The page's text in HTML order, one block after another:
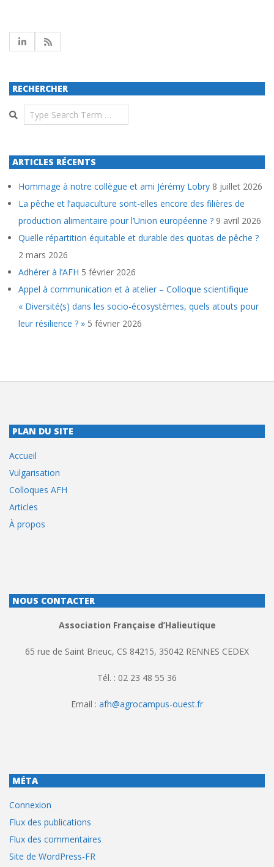
RECHERCHER
Search
ARTICLES RÉCENTS
Hommage à notre collègue et ami Jérémy Lobry 8 juillet 2026
La pêche et l’aquaculture sont-elles encore des filières de
production alimentaire pour l’Union européenne ? 9 avril 2026
Quelle répartition équitable et durable des quotas de pêche ?
2 mars 2026
Adhérer à l’AFH 5 février 2026
Appel à communication et à atelier – Colloque scientifique
« Diversité(s) dans les socio-écosystèmes, quels atouts pour
leur résilience ? » 5 février 2026
PLAN DU SITE
Accueil
Vulgarisation
Colloques AFH
Articles
À propos
NOUS CONTACTER
Association Française d’Halieutique
65 rue de Saint Brieuc, CS 84215, 35042 RENNES CEDEX
Tél. : 02 23 48 55 36
Email : afh@agrocampus-ouest.fr
MÉTA
Connexion
Flux des publications
Flux des commentaires
Site de WordPress-FR